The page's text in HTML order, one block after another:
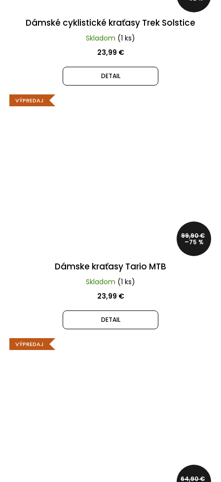
Dámské cyklistické kraťasy Trek Solstice
Skladom (1 ks)
23,99 €
DETAIL
VÝPREDAJ
99,90 €
–75 %
Dámske kraťasy Tario MTB
Skladom (1 ks)
23,99 €
DETAIL
VÝPREDAJ
64,90 €